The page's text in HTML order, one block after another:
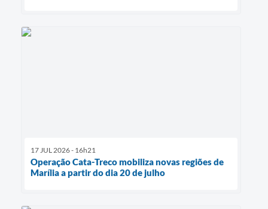
17 JUL 2026 - 16h21
Operação Cata-Treco mobiliza novas regiões de
Marília a partir do dia 20 de julho